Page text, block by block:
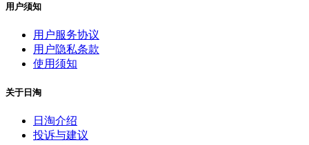
用户须知
用户服务协议
用户隐私条款
使用须知
关于日淘
日淘介绍
投诉与建议